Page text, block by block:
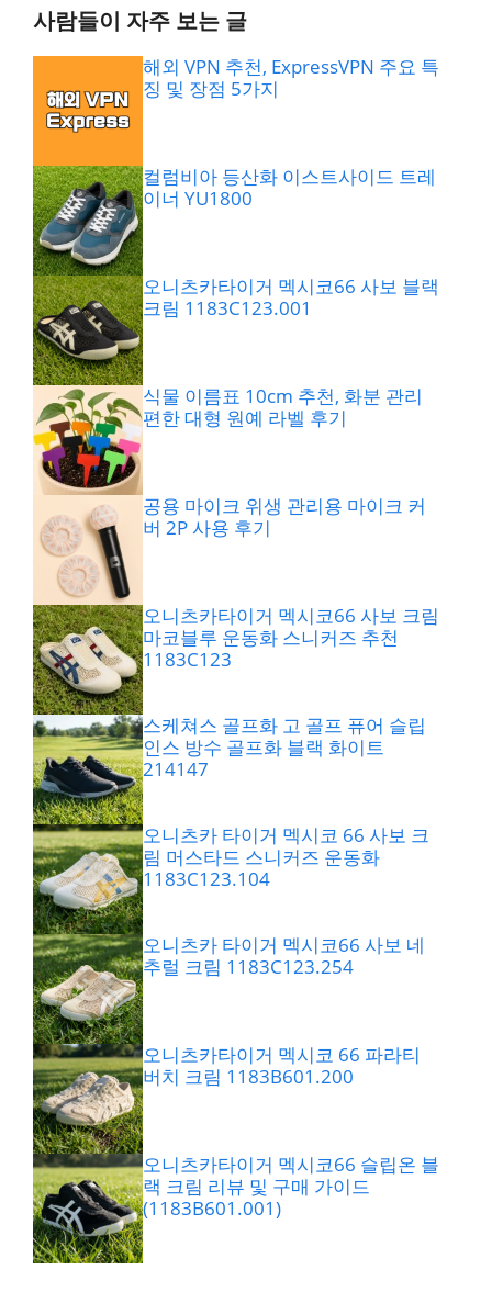
사람들이 자주 보는 글
해외 VPN 추천, ExpressVPN 주요 특
징 및 장점 5가지
컬럼비아 등산화 이스트사이드 트레
이너 YU1800
오니츠카타이거 멕시코66 사보 블랙
크림 1183C123.001
식물 이름표 10cm 추천, 화분 관리
편한 대형 원예 라벨 후기
공용 마이크 위생 관리용 마이크 커
버 2P 사용 후기
오니츠카타이거 멕시코66 사보 크림
마코블루 운동화 스니커즈 추천
1183C123
스케쳐스 골프화 고 골프 퓨어 슬립
인스 방수 골프화 블랙 화이트
214147
오니츠카 타이거 멕시코 66 사보 크
림 머스타드 스니커즈 운동화
1183C123.104
오니츠카 타이거 멕시코66 사보 네
추럴 크림 1183C123.254
오니츠카타이거 멕시코 66 파라티
버치 크림 1183B601.200
오니츠카타이거 멕시코66 슬립온 블
랙 크림 리뷰 및 구매 가이드
(1183B601.001)